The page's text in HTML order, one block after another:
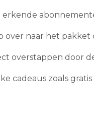
erkende
over naar het
overstappen door
cadeaus zoals gratis